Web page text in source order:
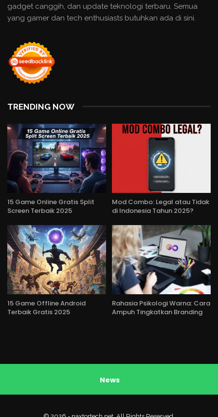
gadget canggih, dan update teknologi terbaru. Semua
yang gamer dan tech enthusiasts butuhkan ada di sini.
TRENDING NOW
15 Game Online Gratis Split
Screen Terbaik 2025
Mod Combo: Legal atau Tidak
di Indonesia Tahun 2025?
15 Game Offline Android
Terbaik Gratis 2025
Rahasia Psikologi Warna: Cara
Ampuh Tingkatkan Branding
News